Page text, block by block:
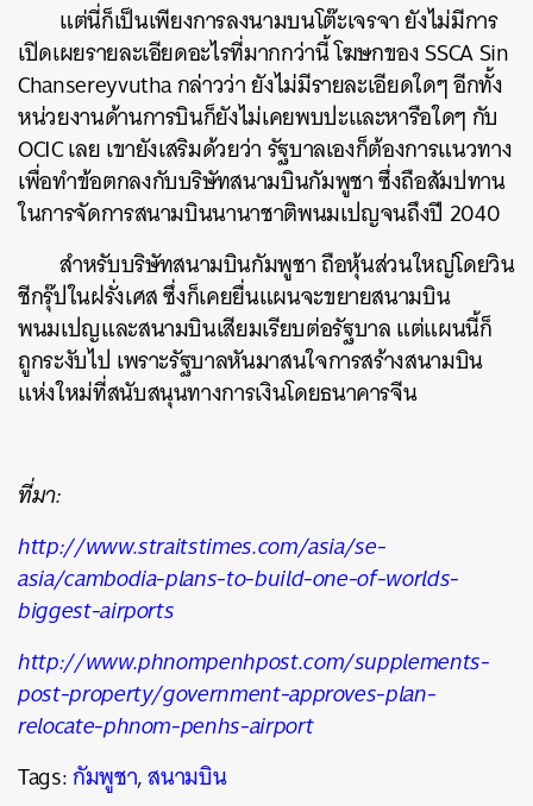
แต่นี่ก็เป็นเพียงการลงนามบนโต๊ะเจรจา ยังไม่มีการ
เปิดเผยรายละเอียดอะไรที่มากกว่านี้ โฆษกของ SSCA Sin
Chansereyvutha กล่าวว่า ยังไม่มีรายละเอียดใดๆ อีกทั้ง
หน่วยงานด้านการบินก็ยังไม่เคยพบปะและหารือใดๆ กับ
OCIC เลย เขายังเสริมด้วยว่า รัฐบาลเองก็ต้องการแนวทาง
เพื่อทำข้อตกลงกับบริษัทสนามบินกัมพูชา ซึ่งถือสัมปทาน
ในการจัดการสนามบินนานาชาติพนมเปญจนถึงปี 2040
สำหรับบริษัทสนามบินกัมพูชา ถือหุ้นส่วนใหญ่โดยวิน
ชีกรุ๊ปในฝรั่งเศส ซึ่งก็เคยยื่นแผนจะขยายสนามบิน
พนมเปญและสนามบินเสียมเรียบต่อรัฐบาล แต่แผนนี้ก็
ถูกระงับไป เพราะรัฐบาลหันมาสนใจการสร้างสนามบิน
แห่งใหม่ที่สนับสนุนทางการเงินโดยธนาคารจีน
ที่มา:
http://www.straitstimes.com/asia/se-
asia/cambodia-plans-to-build-one-of-worlds-
biggest-airports
http://www.phnompenhpost.com/supplements-
post-property/government-approves-plan-
relocate-phnom-penhs-airport
Tags:กัมพูชา,สนามบิน
ค้นหา
SHARE TWEET LINE EMAIL